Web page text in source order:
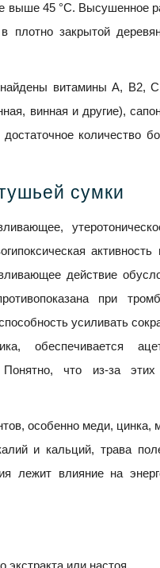
выше 45 °С. Высушенное
плотно закрытой
витамины А, В2,
винная и другие),
количество
сумки
действие
при
усиливать
обеспечивается
что из-за
особенно меди, цинка,
и кальций, трава
лежит влияние на
или настоя.